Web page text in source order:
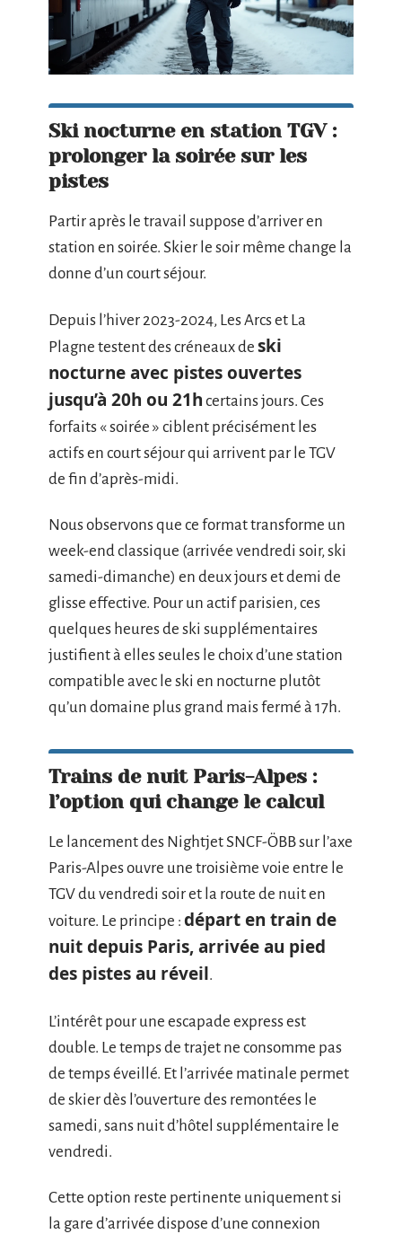
Ski nocturne en station TGV :
prolonger la soirée sur les
pistes
Partir après le travail suppose d’arriver en
station en soirée. Skier le soir même change la
donne d’un court séjour.
Depuis l’hiver 2023-2024, Les Arcs et La
Plagne testent des créneaux de ski
nocturne avec pistes ouvertes
jusqu’à 20h ou 21h certains jours. Ces
forfaits « soirée » ciblent précisément les
actifs en court séjour qui arrivent par le TGV
de fin d’après-midi.
Nous observons que ce format transforme un
week-end classique (arrivée vendredi soir, ski
samedi-dimanche) en deux jours et demi de
glisse effective. Pour un actif parisien, ces
quelques heures de ski supplémentaires
justifient à elles seules le choix d’une station
compatible avec le ski en nocturne plutôt
qu’un domaine plus grand mais fermé à 17h.
Trains de nuit Paris-Alpes :
l’option qui change le calcul
Le lancement des Nightjet SNCF-ÖBB sur l’axe
Paris-Alpes ouvre une troisième voie entre le
TGV du vendredi soir et la route de nuit en
voiture. Le principe : départ en train de
nuit depuis Paris, arrivée au pied
des pistes au réveil.
L’intérêt pour une escapade express est
double. Le temps de trajet ne consomme pas
de temps éveillé. Et l’arrivée matinale permet
de skier dès l’ouverture des remontées le
samedi, sans nuit d’hôtel supplémentaire le
vendredi.
Cette option reste pertinente uniquement si
la gare d’arrivée dispose d’une connexion